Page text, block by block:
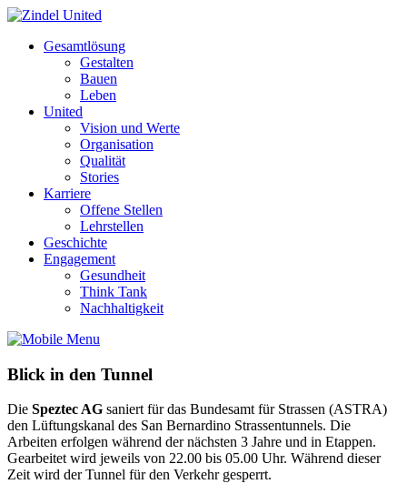
Gesamtlösung
Gestalten
Bauen
Leben
United
Vision und Werte
Organisation
Qualität
Stories
Karriere
Offene Stellen
Lehrstellen
Geschichte
Engagement
Gesundheit
Think Tank
Nachhaltigkeit
Blick in den Tunnel
Die Speztec AG saniert für das Bundesamt für Strassen (ASTRA)
den Lüftungskanal des San Bernardino Strassentunnels. Die
Arbeiten erfolgen während der nächsten 3 Jahre und in Etappen.
Gearbeitet wird jeweils von 22.00 bis 05.00 Uhr. Während dieser
Zeit wird der Tunnel für den Verkehr gesperrt.